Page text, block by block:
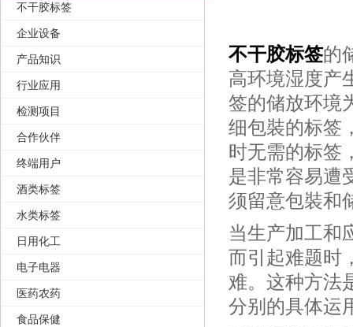
不干胶标签
企业设备
产品知识
行业应用
检测项目
合作伙伴
终端用户
酒类标签
水类标签
日用化工
电子电器
医药农药
食品保健
不干胶标签的
高环境湿度产
签的储放环境
细包裝的标签
时无需的标签
是非常容易遭
须留意包裝和
当生产加工和
而引起难题时
难。这种方法
分别的具体运